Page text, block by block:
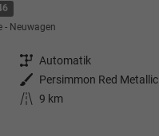
Neuwagen
Getriebe Automatik
Außenfarbe
Persimmon Red Metallic
Kilometerstand 9 km